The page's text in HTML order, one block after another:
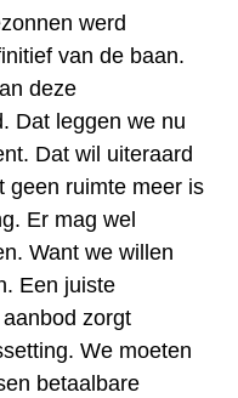
werd
van de baan.
deze
Dat leggen we nu
Dat wil uiteraard
geen ruimte meer is
Er mag wel
Want we willen
Een juiste
zorgt
We moeten
betaalbare